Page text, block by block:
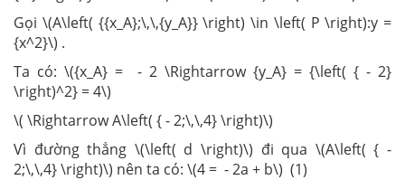
Gọi \(A\left( {{x_A};\,\,{y_A}} \right) \in \left( P \right):y =
{x^2}\) .
Ta có: \({x_A} = - 2 \Rightarrow {y_A} = {\left( { - 2}
\right)^2} = 4\)
\( \Rightarrow A\left( { - 2;\,\,4} \right)\)
Vì đường thẳng \(\left( d \right)\) đi qua \(A\left( { -
2;\,\,4} \right)\) nên ta có: \(4 = - 2a + b\) (1)